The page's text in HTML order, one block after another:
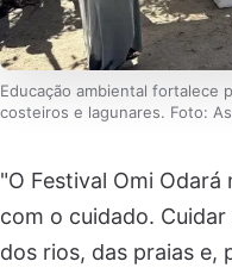
Educação ambiental fortalece
costeiros e lagunares. Foto:
"O Festival Omi
com o cuidado.
dos rios, das praias e,